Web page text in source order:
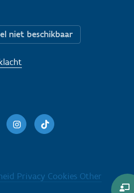
niet beschikbaar
YoutubeInstagram
Privacy Cookies Other